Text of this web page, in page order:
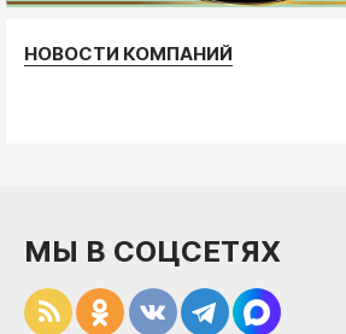
НОВОСТИ КОМПАНИЙ
МЫ В СОЦСЕТЯХ